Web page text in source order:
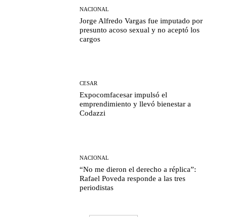
NACIONAL
Jorge Alfredo Vargas fue imputado por
presunto acoso sexual y no aceptó los
cargos
CESAR
Expocomfacesar impulsó el
emprendimiento y llevó bienestar a
Codazzi
NACIONAL
“No me dieron el derecho a réplica”:
Rafael Poveda responde a las tres
periodistas